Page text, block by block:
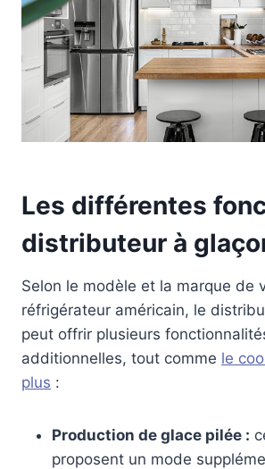
Les différentes
distributeur à
Selon le modèle et la marque de
réfrigérateur américain, le
peut offrir plusieurs
additionnelles, tout comme le
plus :
Production de glace pilée :
proposent un mode